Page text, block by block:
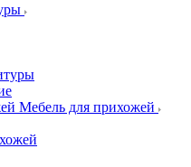
Мебель для прихожей